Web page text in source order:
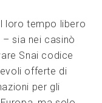
loro tempo libero
– sia nei casinò
Snai codice
offerte di
per gli